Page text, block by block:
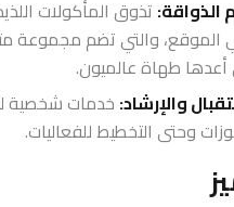
الذواقة: تذوق المأكولات
الموقع، والتي تضم مجموعة
أعدها طهاة عالميون.
والإرشاد: خدمات شخصية
وحتى التخطيط للفعاليات.